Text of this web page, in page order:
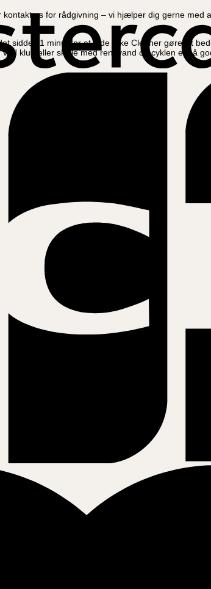
os for rådgivning – vi hjælper dig gerne med
sidde i 1 minut for at lade Bike Cleaner gøre sit
klud eller skylle med rent vand og cyklen er så